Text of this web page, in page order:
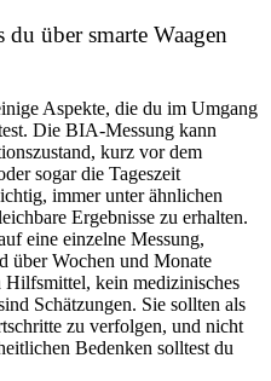
über smarte Waagen
Aspekte, die du im Umgang
Die BIA-Messung kann
kurz vor dem
sogar die Tageszeit
immer unter ähnlichen
Ergebnisse zu erhalten.
eine einzelne Messung,
über Wochen und Monate
Hilfsmittel, kein medizinisches
Schätzungen. Sie sollten als
zu verfolgen, und nicht
Bedenken solltest du